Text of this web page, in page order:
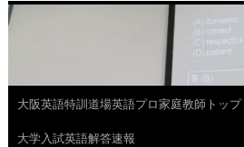
コ
ン
大阪英語特訓道場英語プロ家庭教師トップ
大学入試英語解答速報